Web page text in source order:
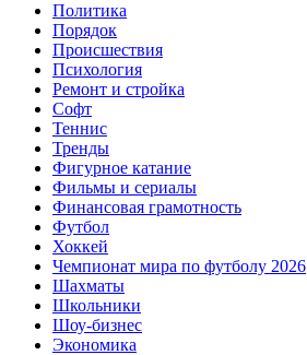
Политика
Порядок
Происшествия
Психология
Ремонт и стройка
Софт
Теннис
Тренды
Фигурное катание
Фильмы и сериалы
Финансовая грамотность
Футбол
Хоккей
Чемпионат мира по футболу 2026
Шахматы
Школьники
Шоу-бизнес
Экономика